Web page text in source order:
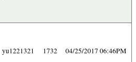
yu1221321 1732 04/25/2017 06:46PM